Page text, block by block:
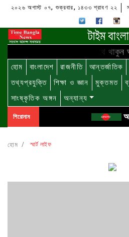
২০২৬ অগাস্ট ০৭, শুক্রবার, ১৪৩৩ শ্রাবণ ২২
আমাদের সাথে
হোম বাংলাদেশ রাজনীতি আন্তর্জাতিক
তথ্যপ্রযুক্তি
শিক্ষা ও জ্ঞান মুক্তমত
সাংষ্কৃতিক অঙ্গন
অন্যান্য
শিরোনাম
হোম স্মার্ট লাইফ